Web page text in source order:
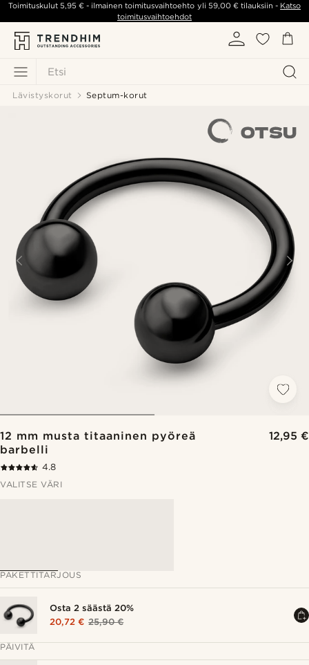
Etsi
Toimituskulut5,95 € - ilmainen toimitusvaihtoehto yli 59,00 €tilauksiin - Katso
toimitusvaihtoehdot
Lävistyskorut Septum-korut
12 mm musta titaaninen pyöreä
barbelli
12,95 €
4.8
VALITSE VÄRI
PAKETTITARJOUS
Osta 2 säästä 20%
20,72 € 25,90 €
PÄIVITÄ